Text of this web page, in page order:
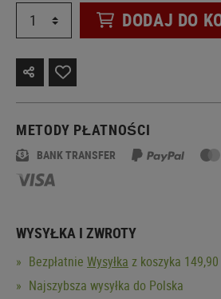
DODAJ DO
METODY PŁATNOŚCI
BANK TRANSFER
WYSYŁKA I ZWROTY
Bezpłatnie Wysyłka z koszyka
Najszybsza wysyłka do Polska